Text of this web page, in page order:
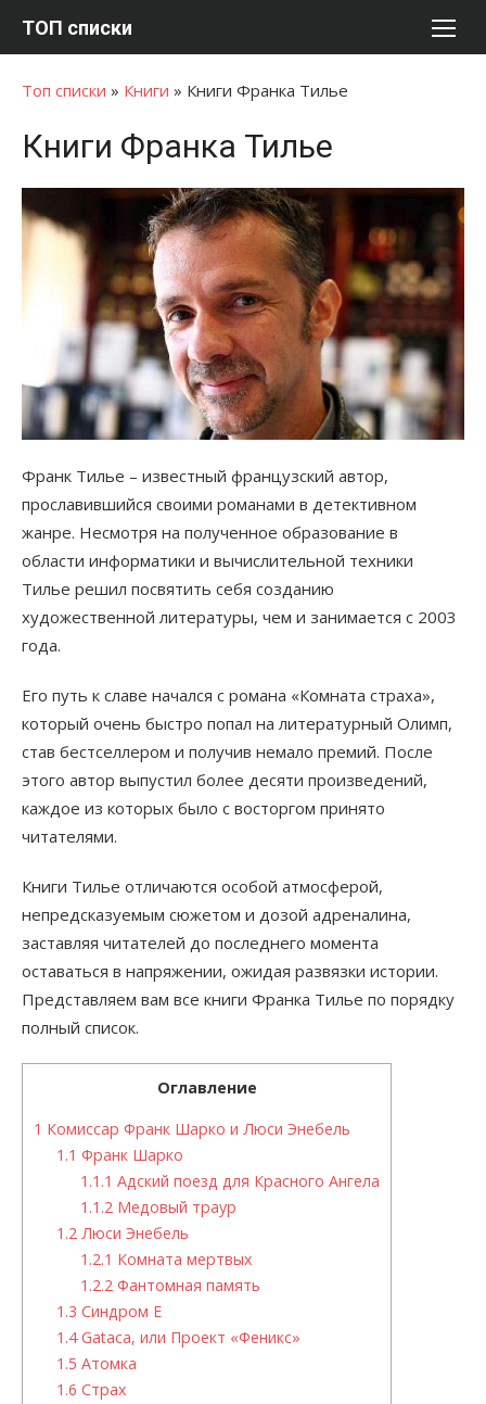
ТОП списки
Топ списки » Книги » Книги Франка Тилье
Книги Франка Тилье
Франк Тилье – известный французский автор,
прославившийся своими романами в детективном
жанре. Несмотря на полученное образование в
области информатики и вычислительной техники
Тилье решил посвятить себя созданию
художественной литературы, чем и занимается с 2003
года.
Его путь к славе начался с романа «Комната страха»,
который очень быстро попал на литературный Олимп,
став бестселлером и получив немало премий. После
этого автор выпустил более десяти произведений,
каждое из которых было с восторгом принято
читателями.
Книги Тилье отличаются особой атмосферой,
непредсказуемым сюжетом и дозой адреналина,
заставляя читателей до последнего момента
оставаться в напряжении, ожидая развязки истории.
Представляем вам все книги Франка Тилье по порядку
полный список.
Оглавление
1 Комиссар Франк Шарко и Люси Энебель
1.1 Франк Шарко
1.1.1 Адский поезд для Красного Ангела
1.1.2Медовый траур
1.2 Люси Энебель
1.2.1 Комната мертвых
1.2.2Фантомная память
1.3 Синдром Е
1.4Gataca, или Проект «Феникс»
1.5 Атомка
1.6 Страх